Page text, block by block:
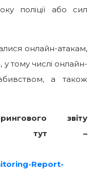
поліції або сил
онлайн-атакам,
у тому числі онлайн-
а також
звіту
тут –
Report-